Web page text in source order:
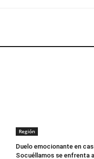
Región
Duelo emocionante en
Socuéllamos se enfrenta al